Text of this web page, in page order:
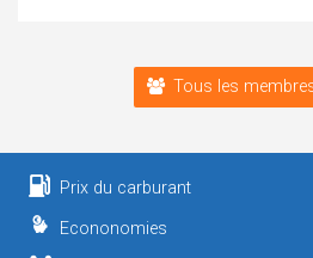
Tous les
Prix du carburant
Econonomies